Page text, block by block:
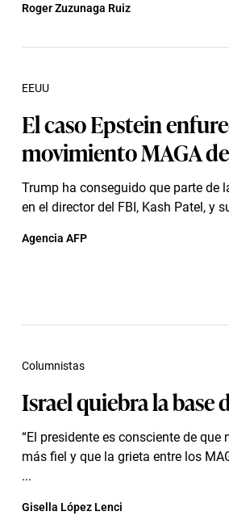
Roger Zuzunaga Ruiz
El caso Epstein
movimiento MAGA
Trump ha conseguido que parte de
en el director del FBI, Kash Patel, y
EEUU
Agencia AFP
Israel quiebra la base
“El presidente es consciente de que
más fiel y que la grieta entre los
...
Columnistas
Gisella López Lenci